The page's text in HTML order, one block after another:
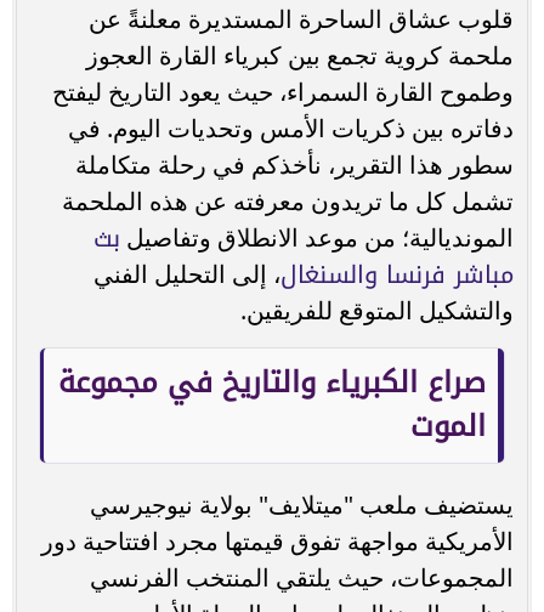
قلوب عشاق الساحرة المستديرة معلنةً عن
ملحمة كروية تجمع بين كبرياء القارة العجوز
وطموح القارة السمراء، حيث يعود التاريخ ليفتح
دفاتره بين ذكريات الأمس وتحديات اليوم. في
سطور هذا التقرير، نأخذكم في رحلة متكاملة
تشمل كل ما تريدون معرفته عن هذه الملحمة
المونديالية؛ من موعد الانطلاق وتفاصيل بث
مباشر فرنسا والسنغال، إلى التحليل الفني
والتشكيل المتوقع للفريقين.
صراع الكبرياء والتاريخ في مجموعة
الموت
يستضيف ملعب "ميتلايف" بولاية نيوجيرسي
الأمريكية مواجهة تفوق قيمتها مجرد افتتاحية دور
المجموعات، حيث يلتقي المنتخب الفرنسي